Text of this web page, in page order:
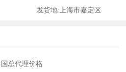
发货地: 上海市嘉定区
总代理价格